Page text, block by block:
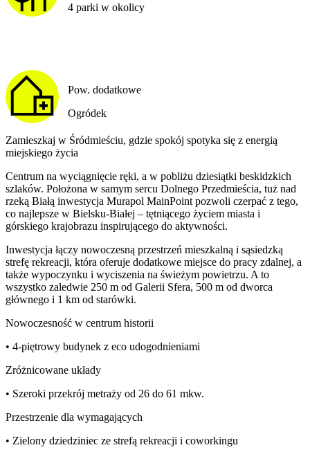
4 parki w okolicy
Pow. dodatkowe
Ogródek
Zamieszkaj w Śródmieściu, gdzie spokój spotyka się z energią
miejskiego życia
Centrum na wyciągnięcie ręki, a w pobliżu dziesiątki beskidzkich
szlaków. Położona w samym sercu Dolnego Przedmieścia, tuż nad
rzeką Białą inwestycja Murapol MainPoint pozwoli czerpać z tego,
co najlepsze w Bielsku-Białej – tętniącego życiem miasta i
górskiego krajobrazu inspirującego do aktywności.
Inwestycja łączy nowoczesną przestrzeń mieszkalną i sąsiedzką
strefę rekreacji, która oferuje dodatkowe miejsce do pracy zdalnej, a
także wypoczynku i wyciszenia na świeżym powietrzu. A to
wszystko zaledwie 250 m od Galerii Sfera, 500 m od dworca
głównego i 1 km od starówki.
Nowoczesność w centrum historii
• 4-piętrowy budynek z eco udogodnieniami
Zróżnicowane układy
• Szeroki przekrój metraży od 26 do 61 mkw.
Przestrzenie dla wymagających
• Zielony dziedziniec ze strefą rekreacji i coworkingu